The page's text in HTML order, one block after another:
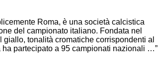
Roma, è una società calcistica
del campionato italiano. Fondata nel
tonalità cromatiche corrispondenti al
partecipato a 95 campionati nazionali …”